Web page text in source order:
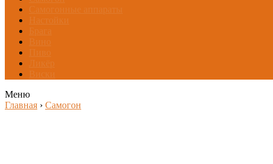
Самогонные аппараты
Настойки
Брага
Вино
Пиво
Ликёр
Виски
Меню
Главная › Самогон